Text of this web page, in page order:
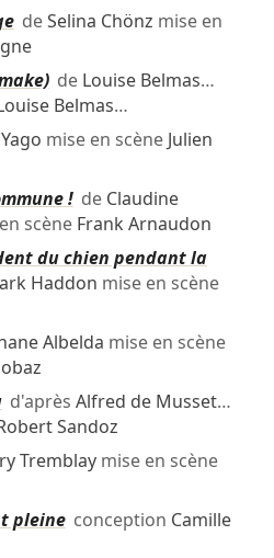
deSelina Chönz mise en
de Louise Belmas…
Belmas…
mise en scène Julien
!de Claudine
scène Frank Arnaudon
du chien pendant la
Haddon mise en scène
Albelda mise en scène
d'après Alfred de Musset…
Sandoz
Tremblaymise en scène
pleineconception Camille